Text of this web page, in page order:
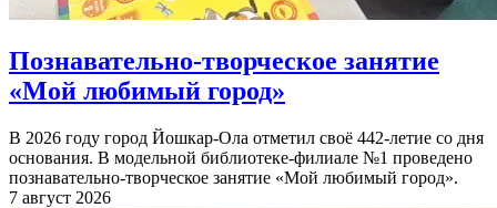
Познавательно-творческое занятие
«Мой любимый город»
В 2026 году город Йошкар-Ола отметил своё 442-летие со дня
основания. В модельной библиотеке-филиале №1 проведено
познавательно-творческое занятие «Мой любимый город».
7 август 2026